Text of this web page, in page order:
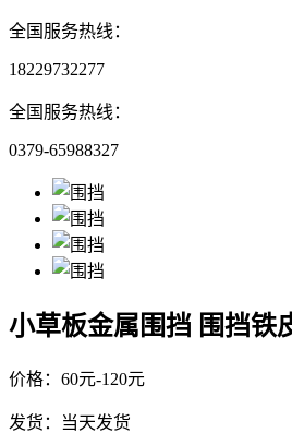
全国服务热线：
18229732277
全国服务热线：
0379-65988327
小草板金属围挡 围挡铁
价格：60元-120元
发货：当天发货